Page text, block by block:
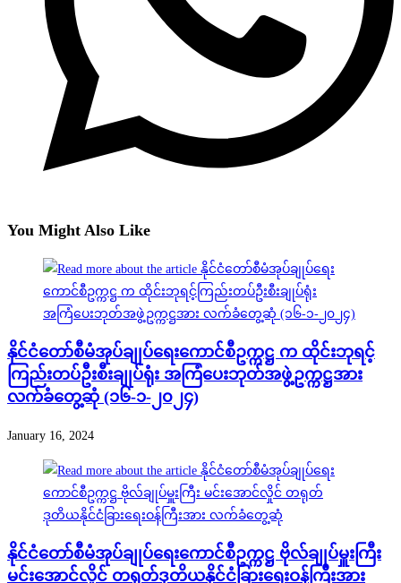
You Might Also Like
နိုင်ငံတော်စီမံအုပ်ချုပ်ရေးကောင်စီဥက္ကဋ္ဌ က ထိုင်းဘုရင့်
ကြည်းတပ်ဦးစီးချုပ်ရုံး အကြံပေးဘုတ်အဖွဲ့ဥက္ကဋ္ဌအား
လက်ခံတွေ့ဆုံ (၁၆-၁-၂၀၂၄)
January 16, 2024
နိုင်ငံတော်စီမံအုပ်ချုပ်ရေးကောင်စီဥက္ကဋ္ဌ ဗိုလ်ချုပ်မှူးကြီး
မင်းအောင်လှိုင် တရုတ်ဒုတိယနိုင်ငံခြားရေးဝန်ကြီးအား